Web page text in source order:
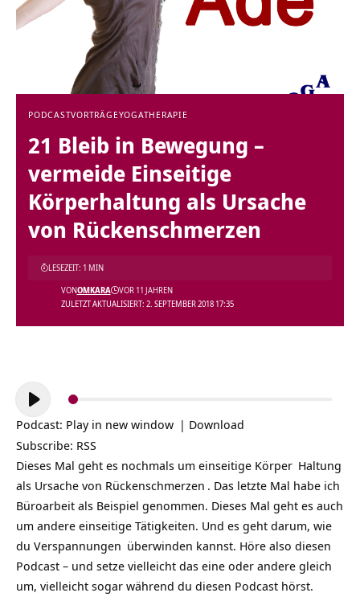
PODCASTVORTRÄGEYOGATHERAPIE
21 Bleib in Bewegung –
vermeide Einseitige
Körperhaltung als Ursache
von Rückenschmerzen
ZULETZT AKTUALISIERT: 2. SEPTEMBER 2018 17:35
VONOMKARA VOR 11 JAHREN
LESEZEIT: 1 MIN
Audio-
Player
Podcast: Play in new window | Download
Subscribe: RSS
Dieses Mal geht es nochmals um einseitige Körper Haltung
als Ursache von Rückenschmerzen . Das letzte Mal habe ich
Büroarbeit als Beispiel genommen. Dieses Mal geht es auch
um andere einseitige Tätigkeiten. Und es geht darum, wie
du Verspannungen überwinden kannst. Höre also diesen
Podcast – und setze vielleicht das eine oder andere gleich
um, vielleicht sogar während du diesen Podcast hörst.